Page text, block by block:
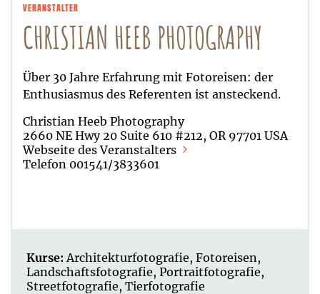
VERANSTALTER
CHRISTIAN HEEB PHOTOGRAPHY
Über 30 Jahre Erfahrung mit Fotoreisen: der
Enthusiasmus des Referenten ist ansteckend.
Christian Heeb Photography
2660 NE Hwy 20 Suite 610 #212, OR 97701 USA
Webseite des Veranstalters
Telefon 001541/3833601
Kurse: Architekturfotografie, Fotoreisen,
Landschaftsfotografie, Portraitfotografie,
Streetfotografie, Tierfotografie